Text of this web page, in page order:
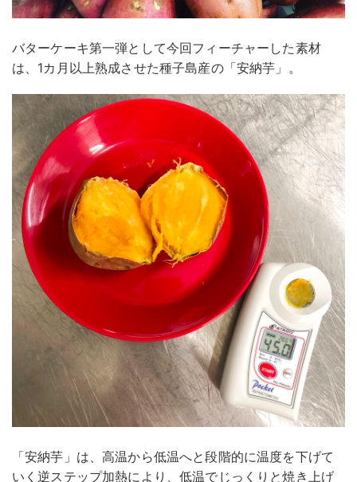
バターケーキ第一弾として今回フィーチャーした素材
は、1カ月以上熟成させた種子島産の「安納芋」。
「安納芋」は、高温から低温へと段階的に温度を下げて
いく逆ステップ加熱により、低温でじっくりと焼き上げ